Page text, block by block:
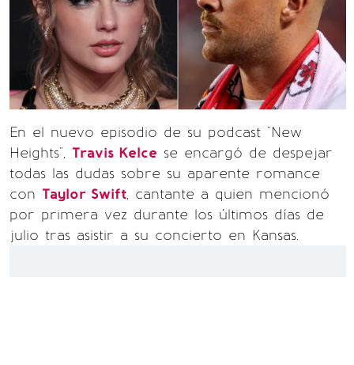
En el nuevo episodio de su podcast "New
Heights", Travis Kelce se encargó de despejar
todas las dudas sobre su aparente romance
con Taylor Swift, cantante a quien mencionó
por primera vez durante los últimos días de
julio tras asistir a su concierto en Kansas.